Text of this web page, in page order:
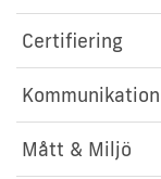
Certifiering
Kommunikation
Mått & Miljö